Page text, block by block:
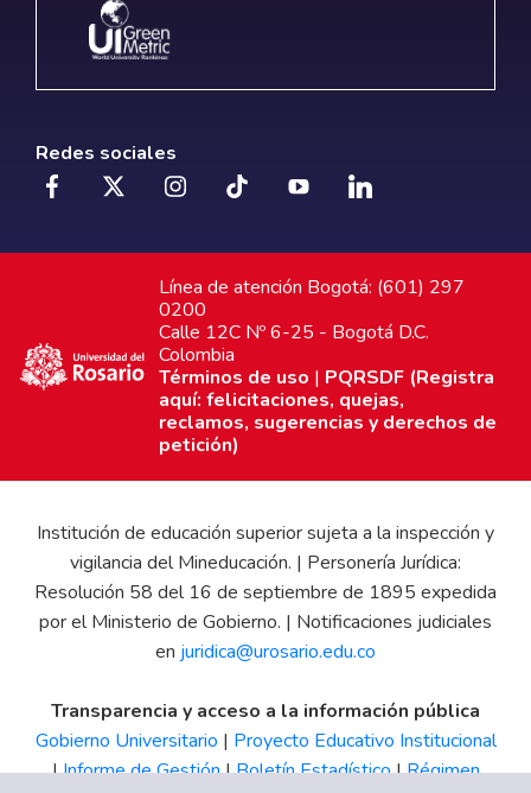
Redes sociales
Línea de atención Bogotá: (601) 297
0200
Calle 12C Nº 6-25 - Bogotá D.C.
Colombia
Términos de uso | PQRSDF (Registra
aquí: felicitaciones, quejas,
reclamos, sugerencias y derechos de
petición)
Institución de educación superior sujeta a la inspección y
vigilancia del Mineducación. | Personería Jurídica:
Resolución 58 del 16 de septiembre de 1895 expedida
por el Ministerio de Gobierno. | Notificaciones judiciales
en juridica@urosario.edu.co
Transparencia y acceso a la información pública
Gobierno Universitario | Proyecto Educativo Institucional
|Informe de Gestión|Boletín Estadístico|Régimen